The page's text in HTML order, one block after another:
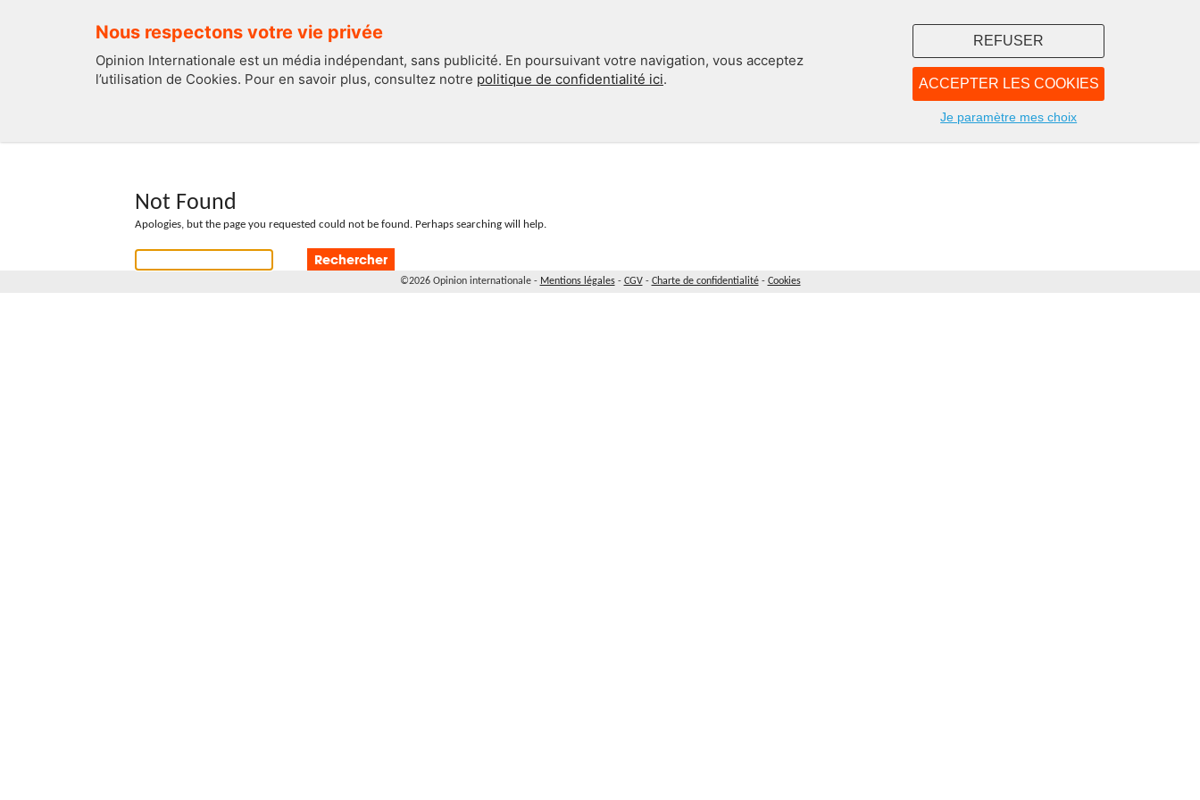
Nous respectons votre vie privée
Opinion Internationale est un média indépendant, sans publicité. En poursuivant votre navigation, vous acceptez
l’utilisation de Cookies. Pour en savoir plus, consultez notre politique de confidentialité ici. ACCEPTER LES COOKIES
REFUSER
Je paramètre mes choix
NOUS
Not Found
Apologies, but the page you requested could not be found. Perhaps searching will help.
Rechercher :
©2026 Opinion internationale - Mentions légales- CGV- Charte de confidentialité- Cookies